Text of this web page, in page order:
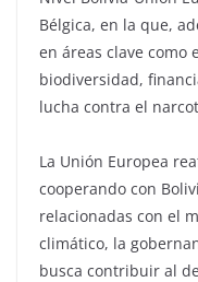
Bélgica, en la que,
en áreas clave como
biodiversidad,
lucha contra el
La Unión Europea
cooperando con
relacionadas con el
climático, la
busca contribuir al